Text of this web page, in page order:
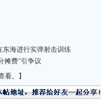
东海进行实弹射击训练
摊费”引争议
看。】